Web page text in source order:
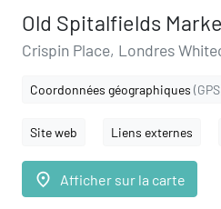
Old Spitalfields
Crispin Place, Londres
Coordonnées géographiques
Site web Liens externes
place Afficher sur la carte